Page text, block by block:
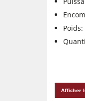
Afficher